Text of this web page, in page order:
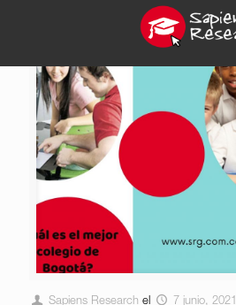
Sapiens Research el 7 junio, 2021